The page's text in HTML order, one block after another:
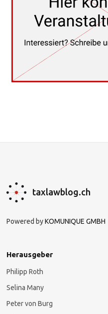
taxlawblog.ch
Powered byKOMUNIQUE GMBH
Herausgeber
Philipp Roth
Selina Many
Peter von Burg